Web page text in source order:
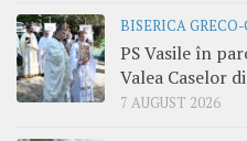
BISERICA
PS Vasile în
Valea Caselor
7 AUGUST 2026